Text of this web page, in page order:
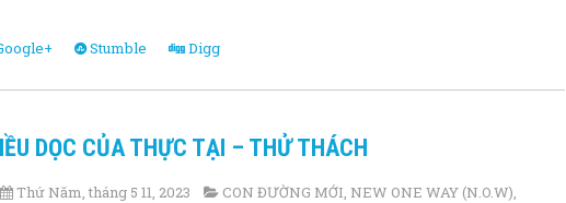
Stumble Digg
DỌC CỦA THỰC TẠI – THỬ THÁCH
Thứ Năm, tháng 5 11, 2023 CON ĐƯỜNG MỚI, NEW ONE WAY (N.O.W),